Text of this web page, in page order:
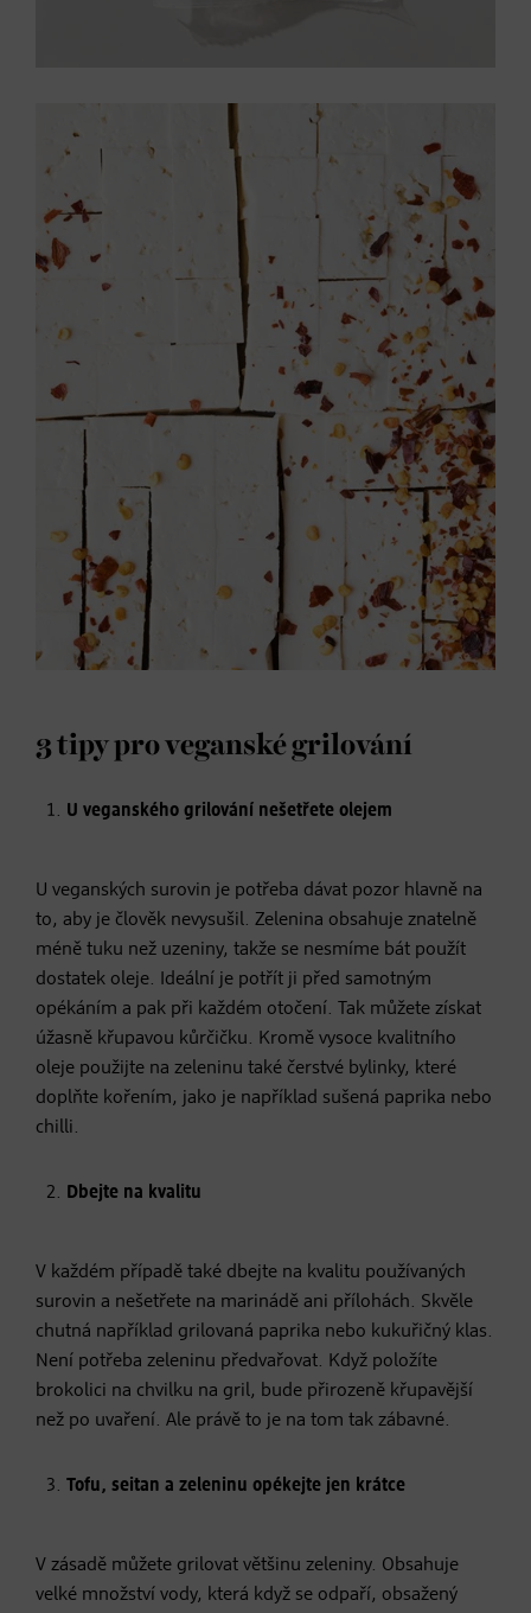
3 tipy pro veganské grilování
U veganského grilování nešetřete olejem
U veganských surovin je potřeba dávat pozor hlavně na
to, aby je člověk nevysušil. Zelenina obsahuje znatelně
méně tuku než uzeniny, takže se nesmíme bát použít
dostatek oleje. Ideální je potřít ji před samotným
opékáním a pak při každém otočení. Tak můžete získat
úžasně křupavou kůrčičku. Kromě vysoce kvalitního
oleje použijte na zeleninu také čerstvé bylinky, které
doplňte kořením, jako je například sušená paprika nebo
chilli.
Dbejte na kvalitu
V každém případě také dbejte na kvalitu používaných
surovin a nešetřete na marinádě ani přílohách. Skvěle
chutná například grilovaná paprika nebo kukuřičný klas.
Není potřeba zeleninu předvařovat. Když položíte
brokolici na chvilku na gril, bude přirozeně křupavější
než po uvaření. Ale právě to je na tom tak zábavné.
Tofu, seitan a zeleninu opékejte jen krátce
V zásadě můžete grilovat většinu zeleniny. Obsahuje
velké množství vody, která když se odpaří, obsažený